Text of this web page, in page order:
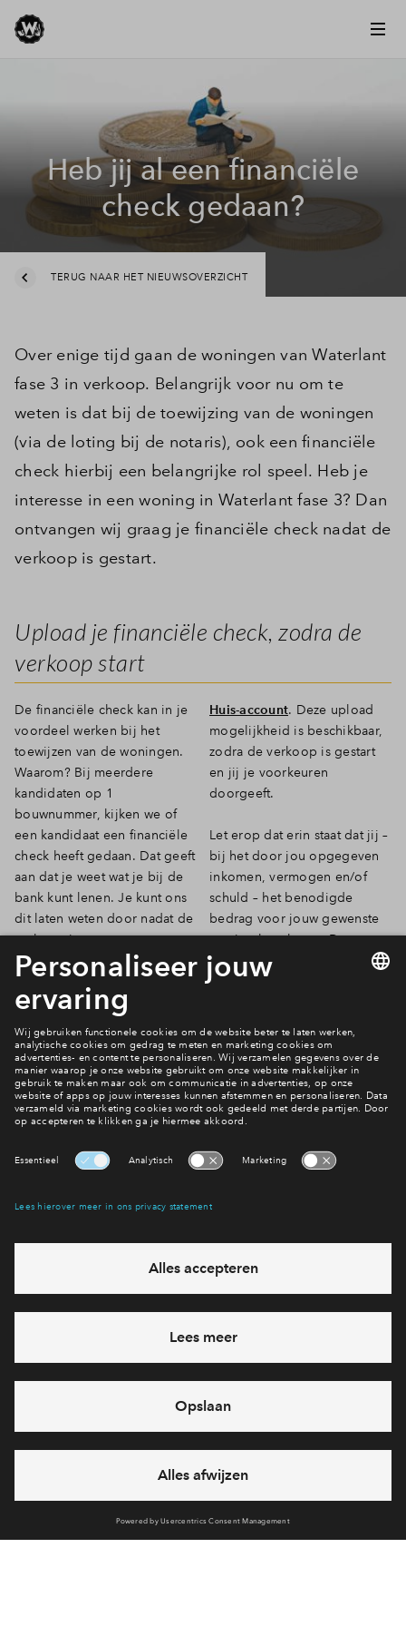
Inloggen
Heb jij al een financiële
check gedaan?
TERUG NAAR HET NIEUWSOVERZICHT
Over enige tijd gaan de woningen van Waterlant
fase 3 in verkoop. Belangrijk voor nu om te
weten is dat bij de toewijzing van de woningen
(via de loting bij de notaris), ook een financiële
check hierbij een belangrijke rol speel. Heb je
interesse in een woning in Waterlant fase 3? Dan
ontvangen wij graag je financiële check nadat de
verkoop is gestart.
Upload je financiële check, zodra de
verkoop start
De financiële check kan in je
voordeel werken bij het
toewijzen van de woningen.
Waarom? Bij meerdere
kandidaten op 1
bouwnummer, kijken we of
een kandidaat een financiële
check heeft gedaan. Dat geeft
aan dat je weet wat je bij de
bank kunt lenen. Je kunt ons
dit laten weten door nadat de
verkoop is gestart een
gewaarmerkte brief van je
hypotheekverstrekker of
financieel adviseur te
Huis-account. Deze upload
mogelijkheid is beschikbaar,
zodra de verkoop is gestart
en jij je voorkeuren
doorgeeft.
Let erop dat erin staat dat jij –
bij het door jou opgegeven
inkomen, vermogen en/of
schuld – het benodigde
bedrag voor jouw gewenste
woning kunt lenen. Deze
gegevens worden alleen
gebruikt voor de toewijzing.
De woningen van fase 3
eventuele projecten
Ja, ik wil mij aanmelden
Heb je een vraag en wil je direct antwoord? Bel ons op088 -
712 26 42
6 dagen per week beschikbaar (behalve tijdens
feestdagen)
vandaag van 09:00 - 18:00 uur